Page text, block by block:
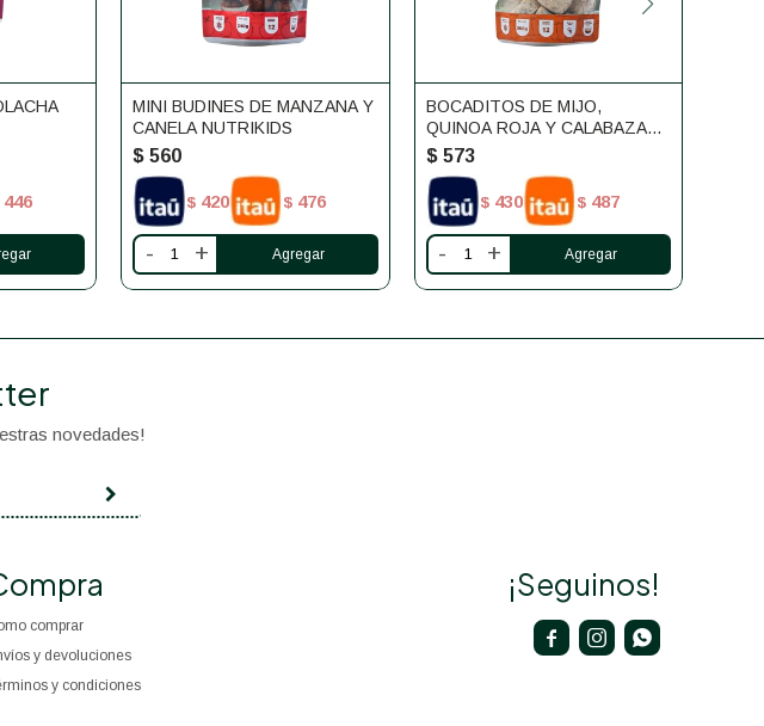
446
MINI BUDINES DE MANZANA Y
CANELA NUTRIKIDS
$ 560
$ 420 $ 476
- +
BOCADITOS DE MIJO,
QUINOA ROJA Y CALABAZA
NUTRIKIDS
$ 573
$ 430 $ 487
- +
comprar
y devoluciones
y condiciones
novedades!
¡Seguinos!
  